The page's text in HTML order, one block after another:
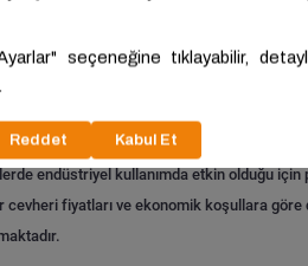
döviz kurlarına, yerel ekonomik koşullara
olarak karşımıza çıkmaktadır.
endüstriyel kullanımda etkin olduğu
fiyatları ve ekonomik koşullara